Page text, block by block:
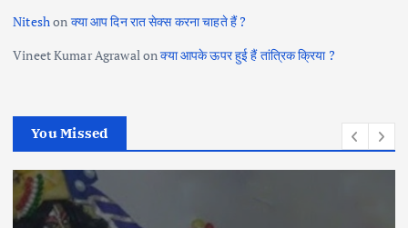
Nitesh on क्या आप दिन रात सेक्स करना चाहते हैं ?
Vineet Kumar Agrawal onक्या आपके ऊपर हुई हैं तांत्रिक क्रिया ?
You Missed